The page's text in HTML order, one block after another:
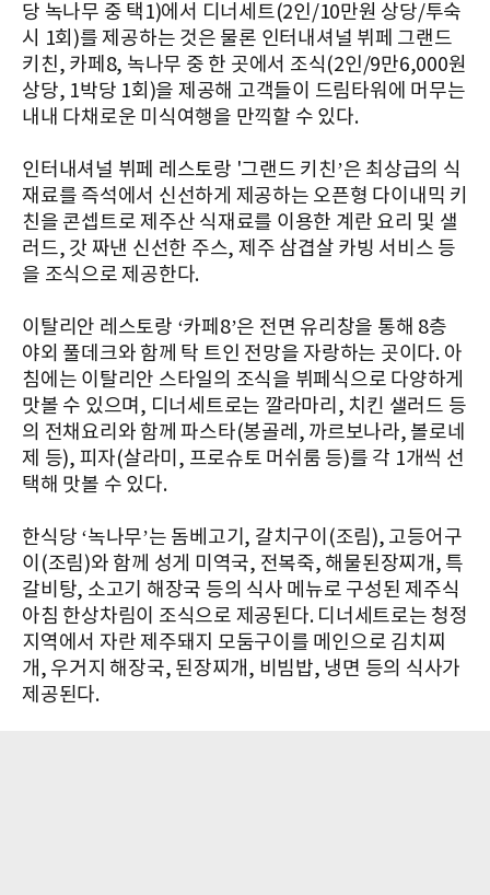
당 녹나무 중 택1)에서 디너세트(2인/10만원 상당/투숙
시 1회)를 제공하는 것은 물론 인터내셔널 뷔페 그랜드
키친, 카페8, 녹나무 중 한 곳에서 조식(2인/9만6,000원
상당, 1박당 1회)을 제공해 고객들이 드림타워에 머무는
내내 다채로운 미식여행을 만끽할 수 있다.
인터내셔널 뷔페 레스토랑 '그랜드 키친’은 최상급의 식
재료를 즉석에서 신선하게 제공하는 오픈형 다이내믹 키
친을 콘셉트로 제주산 식재료를 이용한 계란 요리 및 샐
러드, 갓 짜낸 신선한 주스, 제주 삼겹살 카빙 서비스 등
을 조식으로 제공한다.
이탈리안 레스토랑 ‘카페8’은 전면 유리창을 통해 8층
야외 풀데크와 함께 탁 트인 전망을 자랑하는 곳이다. 아
침에는 이탈리안 스타일의 조식을 뷔페식으로 다양하게
맛볼 수 있으며, 디너세트로는 깔라마리, 치킨 샐러드 등
의 전채요리와 함께 파스타(봉골레, 까르보나라, 볼로네
제 등), 피자(살라미, 프로슈토 머쉬룸 등)를 각 1개씩 선
택해 맛볼 수 있다.
한식당 ‘녹나무’는 돔베고기, 갈치구이(조림), 고등어구
이(조림)와 함께 성게 미역국, 전복죽, 해물된장찌개, 특
갈비탕, 소고기 해장국 등의 식사 메뉴로 구성된 제주식
아침 한상차림이 조식으로 제공된다. 디너세트로는 청정
지역에서 자란 제주돼지 모둠구이를 메인으로 김치찌
개, 우거지 해장국, 된장찌개, 비빔밥, 냉면 등의 식사가
제공된다.